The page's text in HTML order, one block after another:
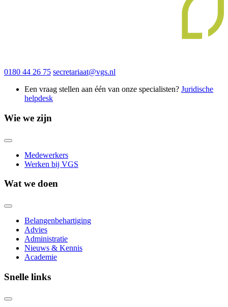
0180 44 26 75 secretariaat@vgs.nl
Een vraag stellen aan één van onze specialisten? Juridische
helpdesk
Wie we zijn
Medewerkers
Werken bij VGS
Wat we doen
Belangenbehartiging
Advies
Administratie
Nieuws & Kennis
Academie
Snelle links